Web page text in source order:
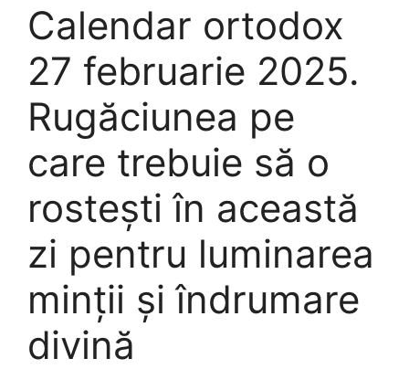
Calendar ortodox
27 februarie 2025.
Rugăciunea pe
care trebuie să o
rostești în această
zi pentru luminarea
minții și îndrumare
divină